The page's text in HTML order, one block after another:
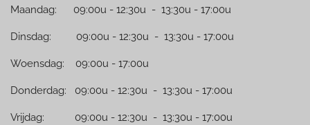
Maandag: 09:00u - 12:30u - 13:30u - 17:00u
Dinsdag: 09:00u - 12:30u - 13:30u - 17:00u
Woensdag: 09:00u - 17:00u
Donderdag: 09:00u - 12:30u - 13:30u - 17:00u
Vrijdag: 09:00u - 12:30u - 13:30u - 17:00u